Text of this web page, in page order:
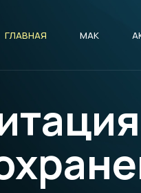
ГЛАВНАЯ МАК